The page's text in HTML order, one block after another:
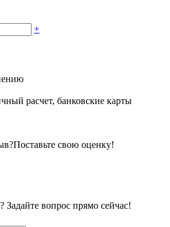
+
расчет, банковские карты
Поставьте свою оценку!
Задайте вопрос прямо сейчас!